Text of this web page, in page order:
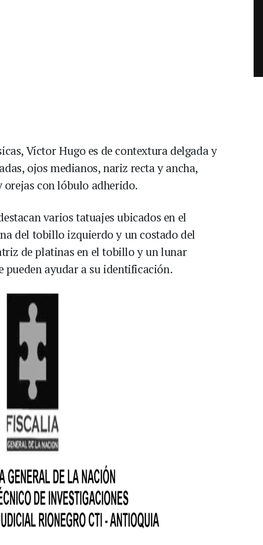
Víctor Hugo es de contextura delgada y
ojos medianos, nariz recta y ancha,
con lóbulo adherido.
varios tatuajes ubicados en el
del tobillo izquierdo y un costado del
de platinas en el tobillo y un lunar
pueden ayudar a su identificación.